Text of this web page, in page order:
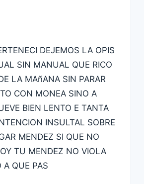
DEJEMOS LA OPIS
SIN MANUAL QUE RICO
LA MAñANA SIN PARAR
CON MONEA SINO A
BIEN LENTO E TANTA
INSULTAL SOBRE
MENDEZ SI QUE NO
TU MENDEZ NO VIOLA
A QUE PAS